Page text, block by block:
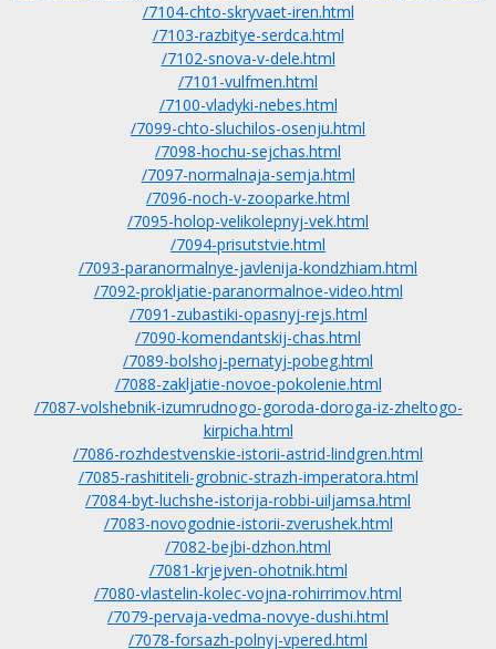
/7104-chto-skryvaet-iren.html
/7103-razbitye-serdca.html
/7102-snova-v-dele.html
/7101-vulfmen.html
/7100-vladyki-nebes.html
/7099-chto-sluchilos-osenju.html
/7098-hochu-sejchas.html
/7097-normalnaja-semja.html
/7096-noch-v-zooparke.html
/7095-holop-velikolepnyj-vek.html
/7094-prisutstvie.html
/7093-paranormalnye-javlenija-kondzhiam.html
/7092-prokljatie-paranormalnoe-video.html
/7091-zubastiki-opasnyj-rejs.html
/7090-komendantskij-chas.html
/7089-bolshoj-pernatyj-pobeg.html
/7088-zakljatie-novoe-pokolenie.html
/7087-volshebnik-izumrudnogo-goroda-doroga-iz-zheltogo-
kirpicha.html
/7086-rozhdestvenskie-istorii-astrid-lindgren.html
/7085-rashititeli-grobnic-strazh-imperatora.html
/7084-byt-luchshe-istorija-robbi-uiljamsa.html
/7083-novogodnie-istorii-zverushek.html
/7082-bejbi-dzhon.html
/7081-krjejven-ohotnik.html
/7080-vlastelin-kolec-vojna-rohirrimov.html
/7079-pervaja-vedma-novye-dushi.html
/7078-forsazh-polnyj-vpered.html